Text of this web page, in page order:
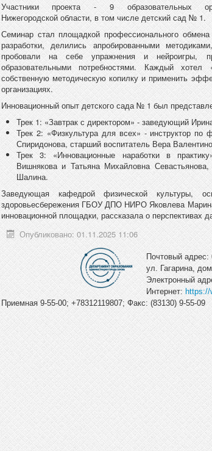
Участники проекта - 9 образовательных
Нижегородской области, в том числе детский сад № 1.
Семинар стал площадкой профессионального
разработки, делились апробированными
пробовали на себе упражнения и нейроигры,
образовательными потребностями. Каждый
собственную методическую копилку и применить
организациях.
Инновационный опыт детского сада № 1 был
Трек 1: «Завтрак с директором» - заведующий
Трек 2: «Физкультура для всех» - инструктор по
Спиридонова, старший воспитатель Вера
Трек 3: «Инновационные наработки в
Вишнякова и Татьяна Михайловна
Шалина.
Заведующая кафедрой физической культуры,
здоровьесбережения ГБОУ ДПО НИРО Яковлева
инновационной площадки, рассказала о перспективах
Опубликовано: 01.11.2025 11:06
Почтовый адрес:
ул. Гагарина,
Электронный
Интернет:https://
Приемная 9-55-00; +78312119807; Факс: (83130) 9-55-09